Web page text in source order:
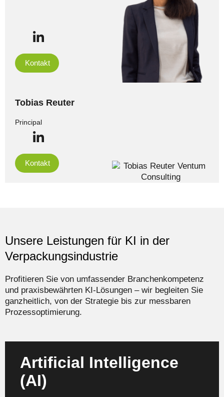
Kontakt
Tobias Reuter
Principal
Kontakt
Unsere Leistungen für KI in der
Verpackungsindustrie
Profitieren Sie von umfassender Branchenkompetenz
und praxisbewährten KI-Lösungen – wir begleiten Sie
ganzheitlich, von der Strategie bis zur messbaren
Prozessoptimierung.
Artificial Intelligence
(AI)
Wir entwickeln und implementieren passgenaue KI-
Strategien für Ihren Verpackungsbetrieb – vom
automatisierten Design bis zur intelligenten